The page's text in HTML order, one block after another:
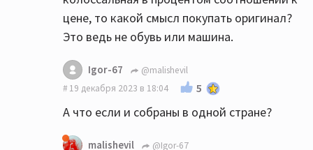
цене, то какой смысл покупать оригинал?
Это ведь не обувь или машина.
Igor-67
@malishevil
19 декабря 2023 в 18:04
5
А что если и собраны в одной стране?
malishevil @Igor-67